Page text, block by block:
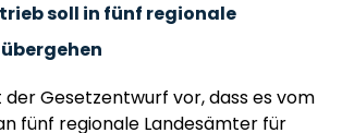
soll in fünf regionale
Gesetzentwurf vor, dass es vom
fünf regionale Landesämter für